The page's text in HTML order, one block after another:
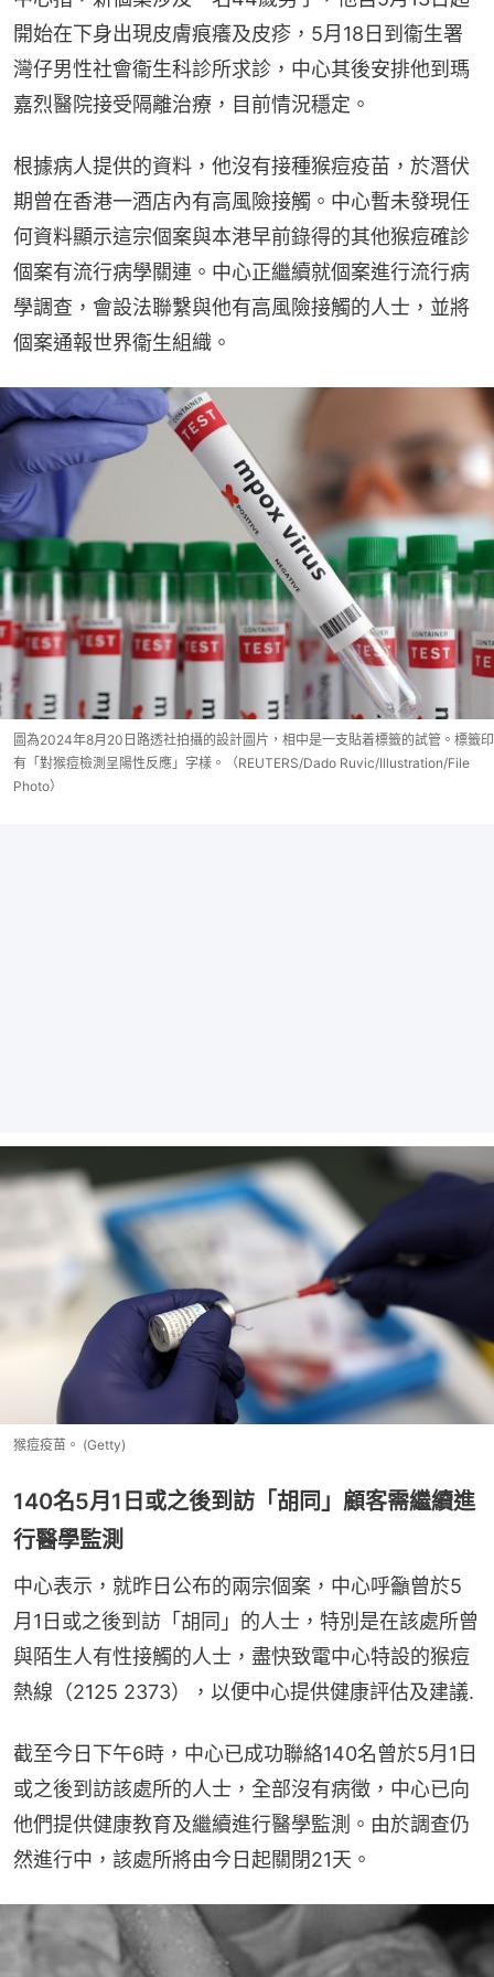
開始在下身出現皮膚痕癢及皮疹，5月18日到衞生署
灣仔男性社會衞生科診所求診，中心其後安排他到瑪
嘉烈醫院接受隔離治療，目前情況穩定。
根據病人提供的資料，他沒有接種猴痘疫苗，於潛伏
期曾在香港一酒店內有高風險接觸。中心暫未發現任
何資料顯示這宗個案與本港早前錄得的其他猴痘確診
個案有流行病學關連。中心正繼續就個案進行流行病
學調查，會設法聯繫與他有高風險接觸的人士，並將
個案通報世界衞生組織。
圖為2024年8月20日路透社拍攝的設計圖片，相中是一支貼着標籤的試管。標籤印
有「對猴痘檢測呈陽性反應」字樣。（REUTERS/Dado Ruvic/Illustration/File
Photo）
猴痘疫苗。 (Getty)
140名5月1日或之後到訪「胡同」顧客需繼續進
行醫學監測
中心表示，就昨日公布的兩宗個案，中心呼籲曾於5
月1日或之後到訪「胡同」的人士，特別是在該處所曾
與陌生人有性接觸的人士，盡快致電中心特設的猴痘
熱線（2125 2373），以便中心提供健康評估及建議.
截至今日下午6時，中心已成功聯絡140名曾於5月1日
或之後到訪該處所的人士，全部沒有病徵，中心已向
他們提供健康教育及繼續進行醫學監測。由於調查仍
然進行中，該處所將由今日起關閉21天。